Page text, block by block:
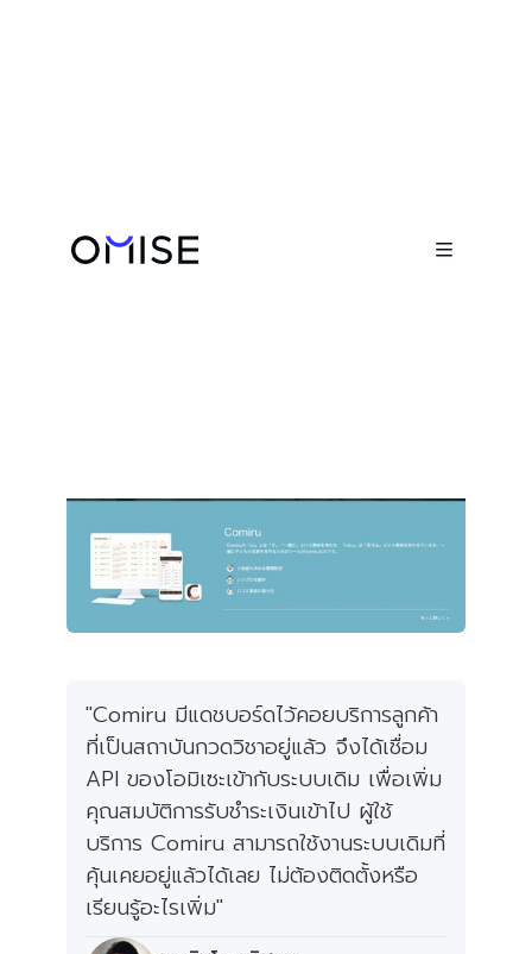

สถาบันการศึกษาVisit website
"Comiru มีแดชบอร์ดไว้คอยบริการลูกค้า
ที่เป็นสถาบันกวดวิชาอยู่แล้ว จึงได้เชื่อม
API ของโอมิเซะเข้ากับระบบเดิม เพื่อเพิ่ม
คุณสมบัติการรับชำระเงินเข้าไป ผู้ใช้
บริการ Comiru สามารถใช้งานระบบเดิมที่
คุ้นเคยอยู่แล้วได้เลย ไม่ต้องติดตั้งหรือ
เรียนรู้อะไรเพิ่ม"